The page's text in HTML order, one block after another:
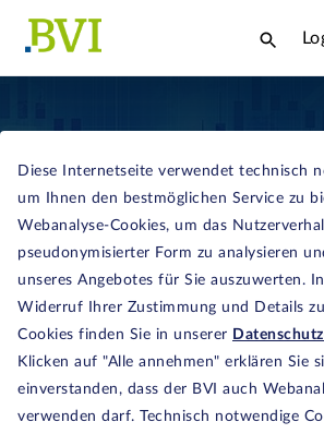
Mit dem
Bundesregierung neue Impulse
Infrastruktur. Die
Investmentfonds erweitern
Diese Internetseite verwendet technisch
um Ihnen den bestmöglichen Service zu
Webanalyse-Cookies, um das
pseudonymisierter Form zu analysieren
unseres Angebotes für Sie auszuwerten.
Widerruf Ihrer Zustimmung und Details
Cookies finden Sie in unserer
Klicken auf "Alle annehmen" erklären Sie
einverstanden, dass der BVI auch
verwenden darf. Technisch notwendige